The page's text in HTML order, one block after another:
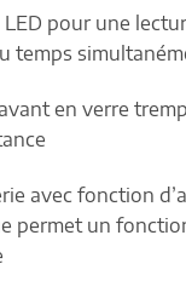
pour une
temps
en verre
avec fonction
permet un